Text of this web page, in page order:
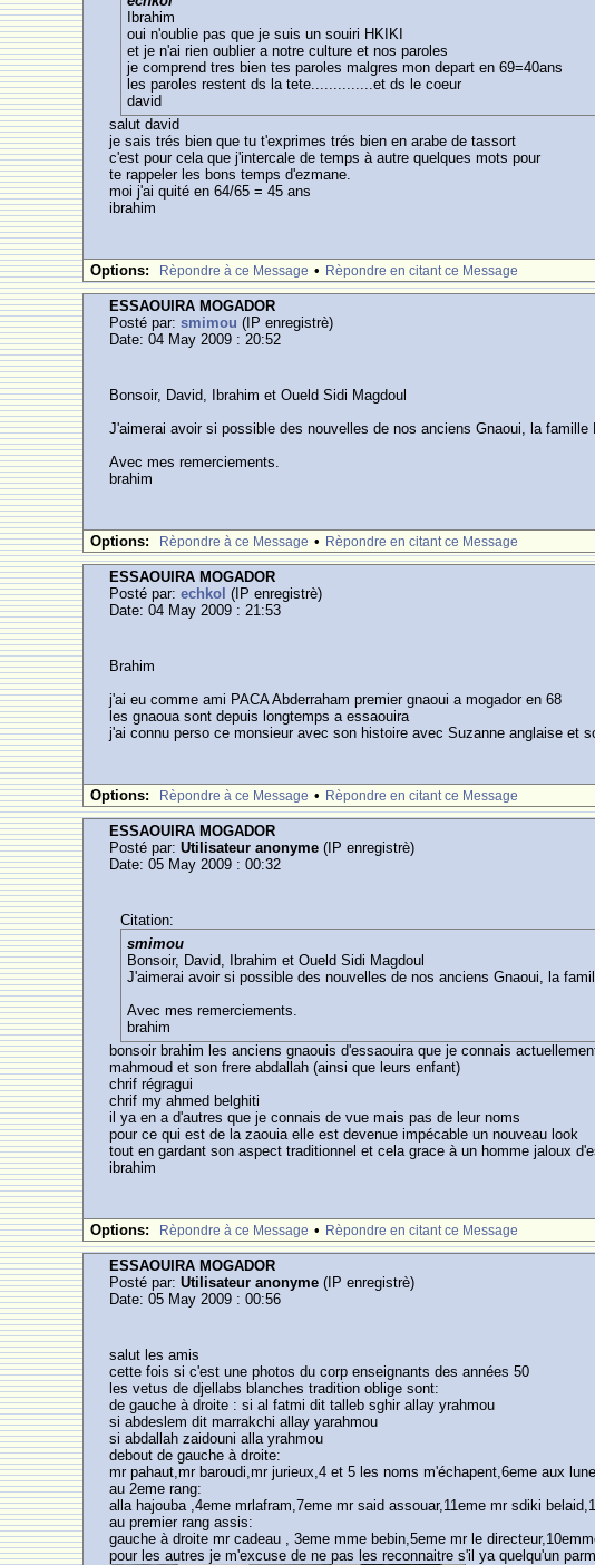
Ibrahim
oui n'oublie pas que je suis un souiri HKIKI
et je n'ai rien oublier a notre culture et nos paroles
je comprend tres bien tes paroles malgres mon depart en 69=40ans
les paroles restent ds la tete..............et ds le coeur
david
salut david
je sais trés bien que tu t'exprimes trés bien en arabe de tassort
c'est pour cela que j'intercale de temps à autre quelques mots pour
te rappeler les bons temps d'ezmane.
moi j'ai quité en 64/65 = 45 ans
ibrahim
Options: Rèpondre à ce Message • Rèpondre en citant ce Message
ESSAOUIRA MOGADOR
Posté par:smimou (IP enregistrè)
Date: 04 May 2009 : 20:52
Bonsoir, David, Ibrahim et Oueld Sidi Magdoul
J'aimerai avoir si possible des nouvelles de nos anciens Gnaoui, la
Avec mes remerciements.
brahim
Options: Rèpondre à ce Message • Rèpondre en citant ce Message
ESSAOUIRA MOGADOR
Posté par:echkol (IP enregistrè)
Date: 04 May 2009 : 21:53
Brahim
j'ai eu comme ami PACA Abderraham premier gnaoui a mogador en 68
les gnaoua sont depuis longtemps a essaouira
j'ai connu perso ce monsieur avec son histoire avec Suzanne anglaise et
Options: Rèpondre à ce Message • Rèpondre en citant ce Message
ESSAOUIRA MOGADOR
Posté par:Utilisateur anonyme (IP enregistrè)
Date: 05 May 2009 : 00:32
Citation:
smimou
Bonsoir, David, Ibrahim et Oueld Sidi Magdoul
J'aimerai avoir si possible des nouvelles de nos anciens Gnaoui, la
Avec mes remerciements.
brahim
bonsoir brahim les anciens gnaouis d'essaouira que je connais
mahmoud et son frere abdallah (ainsi que leurs enfant)
chrif régragui
chrif my ahmed belghiti
il ya en a d'autres que je connais de vue mais pas de leur noms
pour ce qui est de la zaouia elle est devenue impécable un nouveau look
tout en gardant son aspect traditionnel et cela grace à un homme jaloux
ibrahim
Options: Rèpondre à ce Message • Rèpondre en citant ce Message
ESSAOUIRA MOGADOR
Posté par:Utilisateur anonyme (IP enregistrè)
Date: 05 May 2009 : 00:56
salut les amis
cette fois si c'est une photos du corp enseignants des années 50
les vetus de djellabs blanches tradition oblige sont:
de gauche à droite : si al fatmi dit talleb sghir allay yrahmou
si abdeslem dit marrakchi allay yarahmou
si abdallah zaidouni alla yrahmou
debout de gauche à droite:
mr pahaut,mr baroudi,mr jurieux,4 et 5 les noms m'échapent,6eme aux
au 2eme rang:
alla hajouba ,4eme mrlafram,7eme mr said assouar,11eme mr sdiki
au premier rang assis:
gauche à droite mr cadeau , 3eme mme bebin,5eme mr le
pour les autres je m'excuse de ne pas les reconnaitre s'il ya quelqu'un